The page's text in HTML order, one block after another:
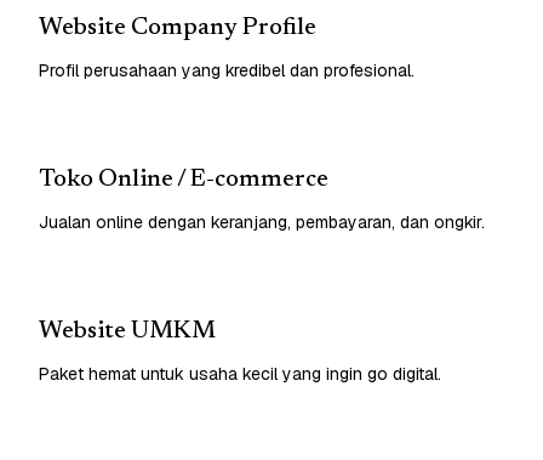
Website Company Profile
Profil perusahaan yang kredibel dan profesional.
Toko Online / E-commerce
Jualan online dengan keranjang, pembayaran, dan ongkir.
Website UMKM
Paket hemat untuk usaha kecil yang ingin go digital.